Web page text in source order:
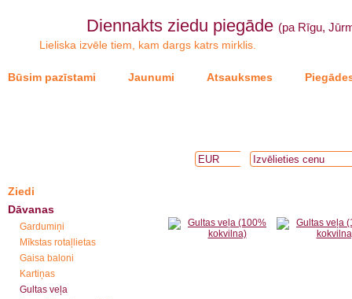
Diennakts ziedu piegāde (pa Rīgu,
Lieliska izvēle tiem, kam dargs katrs mirklis.
Būsim pazīstami Jaunumi Atsauksmes
Ziedi
Dāvanas
Gardumiņi
Mīkstas rotaļlietas
Gaisa baloni
Kartiņas
Gultas veļa